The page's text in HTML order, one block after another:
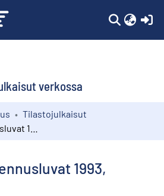
verkossa
Tilastojulkaisut
1993,